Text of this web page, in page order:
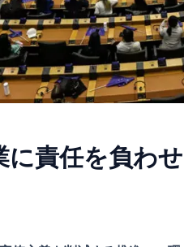
に責任を負わ